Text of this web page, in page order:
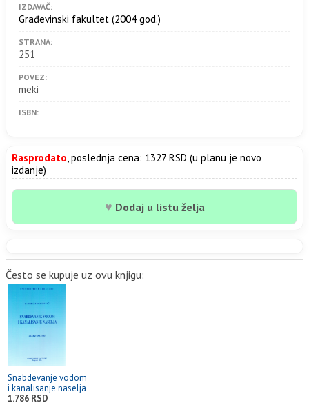
IZDAVAČ:
Građevinski fakultet (2004 god.)
STRANA:
251
POVEZ:
meki
ISBN:
Rasprodato, poslednja cena: 1327 RSD (u planu je novo
izdanje)
♥ Dodaj u listu želja
Često se kupuje uz ovu knjigu:
Snabdevanje vodom
i kanalisanje naselja
1.786 RSD